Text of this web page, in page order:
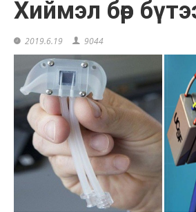
Хиймэл бөөр
2019.6.19 9044